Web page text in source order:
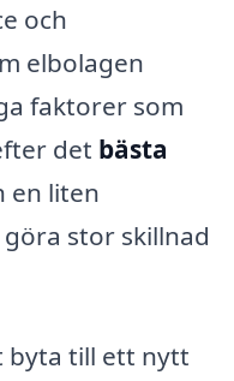
och
elbolagen
faktorer som
det bästa
en liten
stor skillnad
byta till ett nytt